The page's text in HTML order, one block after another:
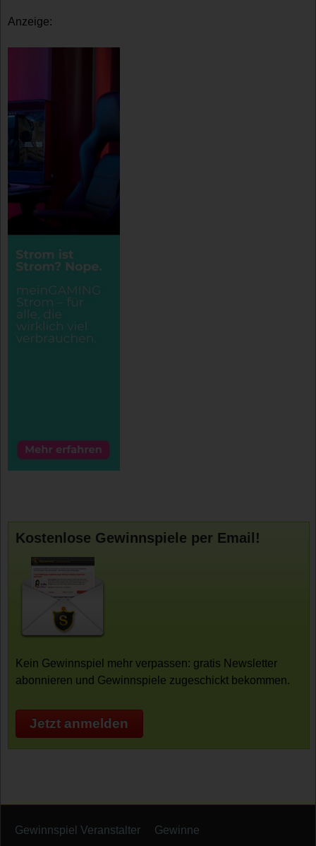
Anzeige:
Kostenlose Gewinnspiele per Email!
Kein Gewinnspiel mehr verpassen: gratis Newsletter
abonnieren und Gewinnspiele zugeschickt bekommen.
Jetzt anmelden
Gewinnspiel Veranstalter Gewinne